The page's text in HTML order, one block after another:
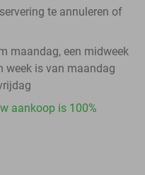
te annuleren of
maandag, een midweek
week is van maandag
aankoop is 100%